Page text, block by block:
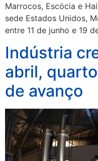
Marrocos, Escócia e
sede Estados Unidos,
entre 11 de junho e 19
Indústria
abril,
de avanço